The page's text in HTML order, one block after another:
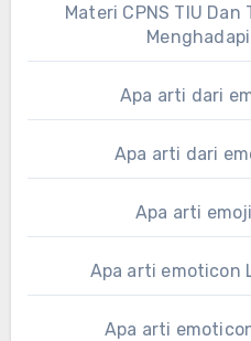
Materi CPNS TIU Dan
Apa arti dari
Apa arti dari
Apa arti
Apa arti emoticon
Apa arti